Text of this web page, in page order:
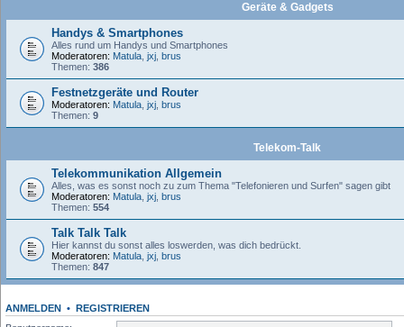
Geräte & Gadgets
Handys & Smartphones
Alles rund um Handys und Smartphones
Moderatoren: Matula jxj brus
Themen: 386
Festnetzgeräte und Router
Moderatoren: Matula jxj brus
Themen: 9
Telekom-Talk
Telekommunikation Allgemein
Alles, was es sonst noch zu zum Thema "Telefonieren und Surfen" sagen gibt
Moderatoren: Matula jxj brus
Themen: 554
Talk Talk Talk
Hier kannst du sonst alles loswerden, was dich bedrückt.
Moderatoren: Matula jxj brus
Themen: 847
ANMELDEN • REGISTRIEREN